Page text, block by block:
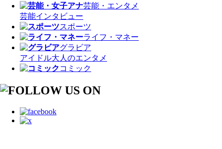
芸能・エンタメ
芸能インタビュー
スポーツ
ライフ・マネー
グラビア
アイドル大人のエンタメ
コミック